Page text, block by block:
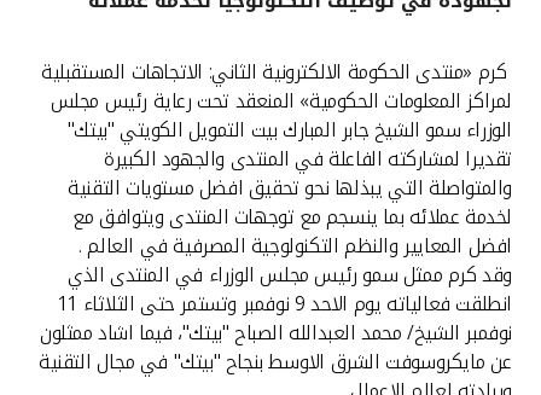
أدوات وخدمات
خدمات ما بعد البيع
اتصل بنا
مواقع الفروع وأجهزة الصرف الآلي
كرم «منتدى الحكومة الالكترونية الثاني: الاتجاهات المستقبلية
لمراكز المعلومات الحكومية» المنعقد تحت رعاية رئيس مجلس
الوزراء سمو الشيخ جابر المبارك بيت التمويل الكويتي "بيتك"
تقديرا لمشاركته الفاعلة في المنتدى والجهود الكبيرة
والمتواصلة التي يبذلها نحو تحقيق افضل مستويات التقنية
لخدمة عملائه بما ينسجم مع توجهات المنتدى ويتوافق مع
افضل المعايير والنظم التكنولوجية المصرفية في العالم .
وقد كرم ممثل سمو رئيس مجلس الوزراء في المنتدى الذي
انطلقت فعالياته يوم الاحد 9 نوفمبر وتستمر حتى الثلاثاء 11
نوفمبر الشيخ/ محمد العبدالله الصباح "بيتك"، فيما اشاد ممثلون
عن مايكروسوفت الشرق الاوسط بنجاح "بيتك" في مجال التقنية